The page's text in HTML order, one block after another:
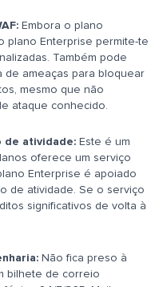
Embora o plano
plano Enterprise permite-te
Também pode
de ameaças para bloquear
mesmo que não
ataque conhecido.
de atividade: Este é um
oferece um serviço
Enterprise é apoiado
de atividade. Se o serviço
significativos de volta à
Não fica preso à
bilhete de correio